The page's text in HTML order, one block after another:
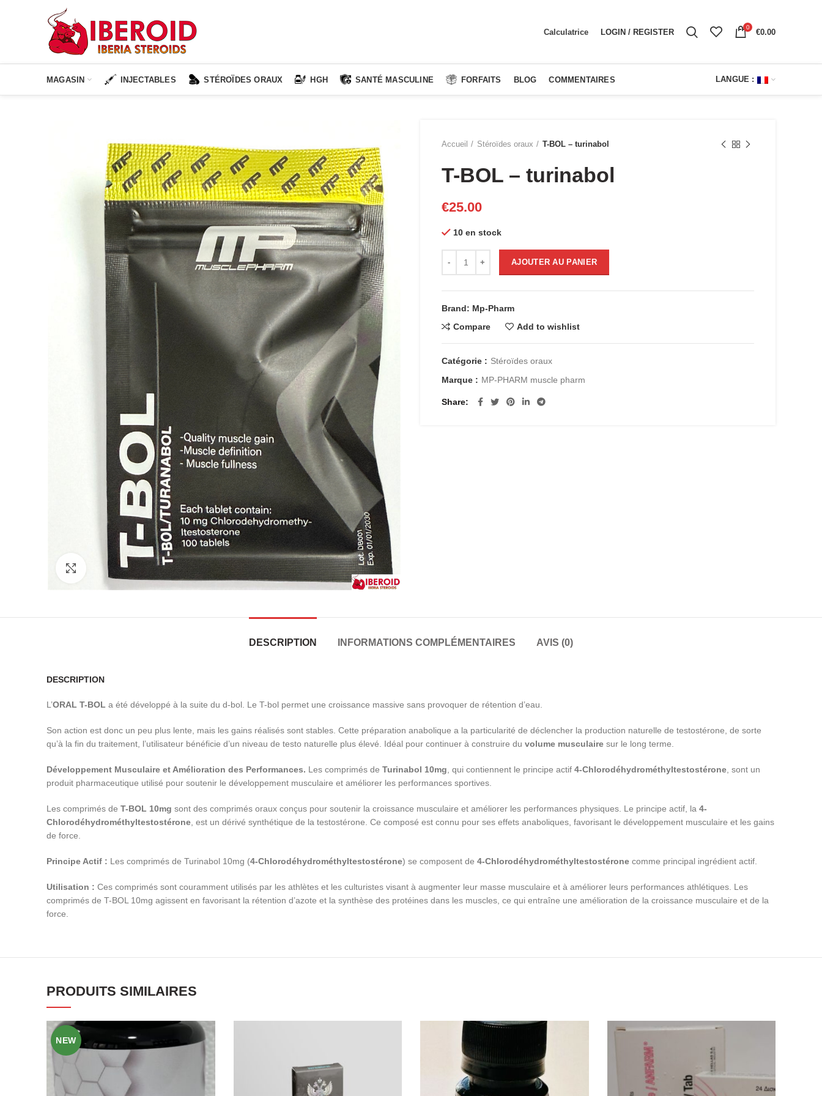
Calculatrice LOGIN / REGISTER 0 €0.00
MAGASIN INJECTABLES STÉROÏDES ORAUX HGH SANTÉ MASCULINE FORFAITS BLOG COMMENTAIRES LANGUE :
Click to enlarge
Accueil Stéroïdes oraux T-BOL – turinabol
T-BOL – turinabol
€25.00
10 en stock
AJOUTER AU PANIER
Brand: Mp-Pharm
Compare
Add to wishlist
Catégorie : Stéroïdes oraux
Marque : MP-PHARM muscle pharm
Share
DESCRIPTION INFORMATIONS COMPLÉMENTAIRES AVIS (0)
DESCRIPTION
L’ORAL T-BOL a été développé à la suite du d-bol. Le T-bol permet une croissance massive sans provoquer de rétention d’eau.
Son action est donc un peu plus lente, mais les gains réalisés sont stables. Cette préparation anabolique a la particularité de déclencher la production naturelle de testostérone, de sorte
qu’à la fin du traitement, l’utilisateur bénéficie d’un niveau de testo naturelle plus élevé. Idéal pour continuer à construire du volume musculaire sur le long terme.
Développement Musculaire et Amélioration des Performances. Les comprimés de Turinabol 10mg, qui contiennent le principe actif 4-Chlorodéhydrométhyltestostérone, sont un
produit pharmaceutique utilisé pour soutenir le développement musculaire et améliorer les performances sportives.
Les comprimés de T-BOL 10mg sont des comprimés oraux conçus pour soutenir la croissance musculaire et améliorer les performances physiques. Le principe actif, la 4-
Chlorodéhydrométhyltestostérone, est un dérivé synthétique de la testostérone. Ce composé est connu pour ses effets anaboliques, favorisant le développement musculaire et les gains
de force.
Principe Actif : Les comprimés de Turinabol 10mg (4-Chlorodéhydrométhyltestostérone) se composent de 4-Chlorodéhydrométhyltestostérone comme principal ingrédient actif.
Utilisation : Ces comprimés sont couramment utilisés par les athlètes et les culturistes visant à augmenter leur masse musculaire et à améliorer leurs performances athlétiques. Les
comprimés de T-BOL 10mg agissent en favorisant la rétention d’azote et la synthèse des protéines dans les muscles, ce qui entraîne une amélioration de la croissance musculaire et de la
force.
PRODUITS SIMILAIRES
NEW